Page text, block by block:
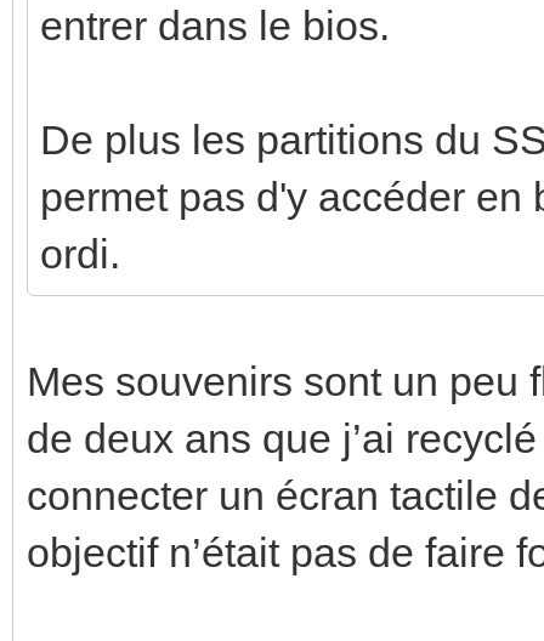
entrer dans le bios.
De plus les partitions du
permet pas d'y accéder
ordi.
Mes souvenirs sont un peu
de deux ans que j’ai
connecter un écran tactile
objectif n’était pas de faire